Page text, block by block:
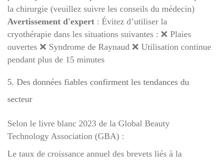
la chirurgie (veuillez suivre les conseils du médecin)
Avertissement d'expert : Évitez d’utiliser la
cryothérapie dans les situations suivantes : ❌ Plaies
ouvertes ❌ Syndrome de Raynaud ❌ Utilisation continue
pendant plus de 15 minutes
5. Des données fiables confirment les tendances du
secteur
Selon le livre blanc 2023 de la Global Beauty
Technology Association (GBA) :
Le taux de croissance annuel des brevets liés à la